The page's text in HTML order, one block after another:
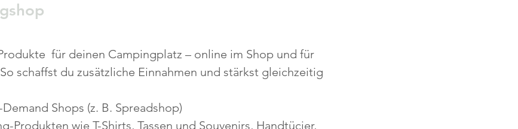
für deinen Campingplatz – online im Shop und für
schaffst du zusätzliche Einnahmen und stärkst gleichzeitig
Shops (z. B. Spreadshop)
Produkten wie T-Shirts, Tassen und Souvenirs, Handtücjer,